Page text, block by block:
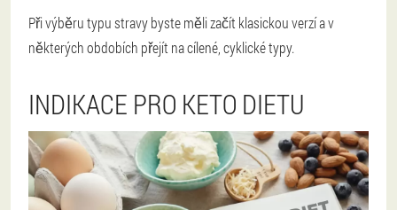
Při výběru typu stravy byste měli začít klasickou verzí a v
některých obdobích přejít na cílené, cyklické typy.
INDIKACE PRO KETO DIETU